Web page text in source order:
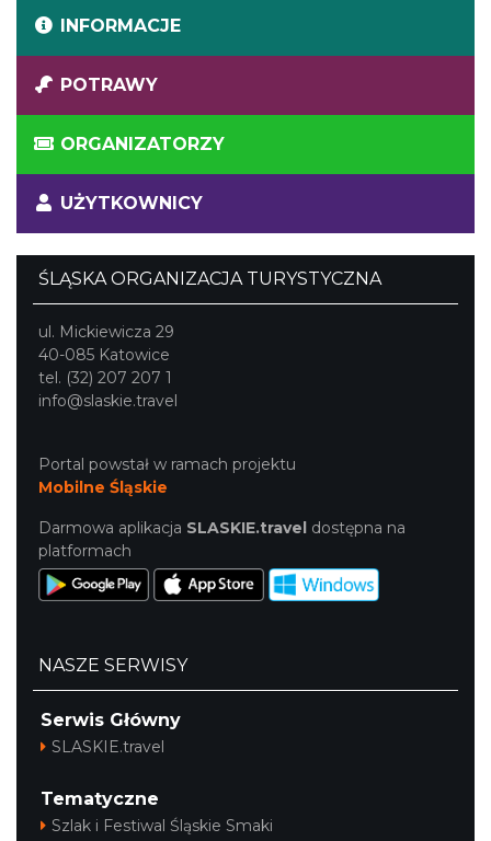
INFORMACJE
POTRAWY
ORGANIZATORZY
UŻYTKOWNICY
ŚLĄSKA ORGANIZACJA TURYSTYCZNA
ul. Mickiewicza 29
40-085 Katowice
tel. (32) 207 207 1
info@slaskie.travel
Portal powstał w ramach projektu
Mobilne Śląskie
Darmowa aplikacja SLASKIE.travel dostępna na
platformach
NASZE SERWISY
Serwis Główny
SLASKIE.travel
Tematyczne
Szlak i Festiwal Śląskie Smaki